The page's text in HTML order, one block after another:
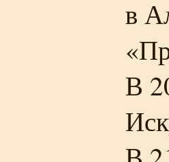
в
В